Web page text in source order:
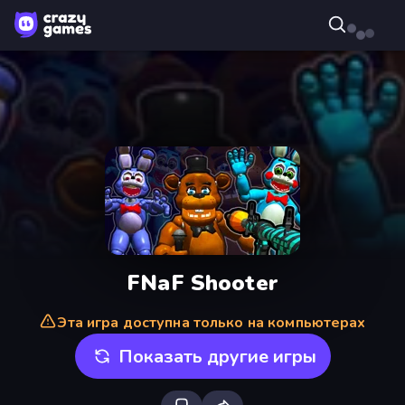
FNaF Shooter
Эта игра доступна только на компьютерах
Показать другие игры